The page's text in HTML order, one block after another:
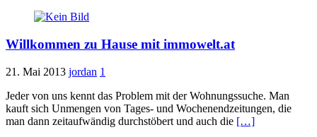
Willkommen zu Hause mit immowelt.at
21. Mai 2013 jordan 1
Jeder von uns kennt das Problem mit der Wohnungssuche. Man
kauft sich Unmengen von Tages- und Wochenendzeitungen, die
man dann zeitaufwändig durchstöbert und auch die […]